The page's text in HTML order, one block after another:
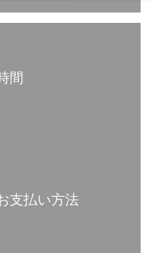
間
支払い方法